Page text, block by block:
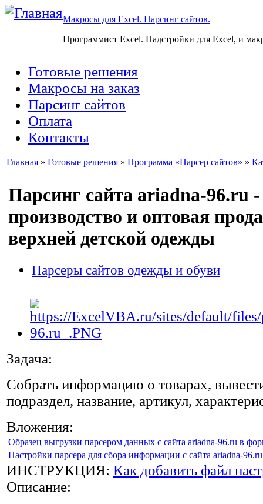
Макросы для Excel. Парсинг сайтов.
Программист Excel. Надстройки для Excel, и
Готовые решения
Макросы на заказ
Парсинг сайтов
Оплата
Контакты
Главная » Готовые решения » Программа «Парсер сайтов» »
Парсинг сайта ariadna-96.ru -
производство и оптовая
верхней детской одежды
Парсеры сайтов одежды и обуви
Задача:
Собрать информацию о товарах,
подраздел, название, артикул,
Вложения:
Образец выгрузки парсером данных с сайта ariadna-96.ru в
Настройки парсера для сбора информации с сайта ariadna-96.ru
ИНСТРУКЦИЯ: Как добавить файл
Описание: